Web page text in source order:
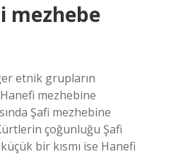
mezhebe
etnik grupların
mezhebine
Şafi mezhebine
çoğunluğu Şafi
bir kısmı ise Hanefi